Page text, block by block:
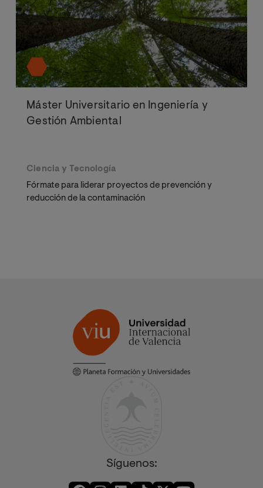
Máster Universitario en Ingeniería y
Gestión Ambiental
Ciencia y Tecnología
Fórmate para liderar proyectos de prevención y
reducción de la contaminación
Síguenos: